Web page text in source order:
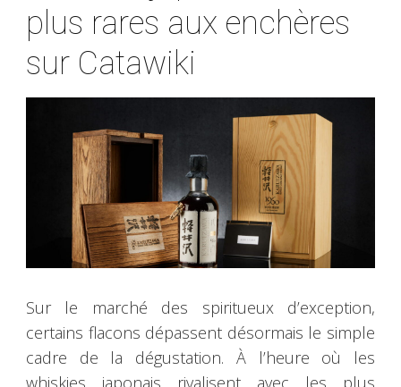
plus rares aux enchères
sur Catawiki
Sur le marché des spiritueux d’exception,
certains flacons dépassent désormais le simple
cadre de la dégustation. À l’heure où les